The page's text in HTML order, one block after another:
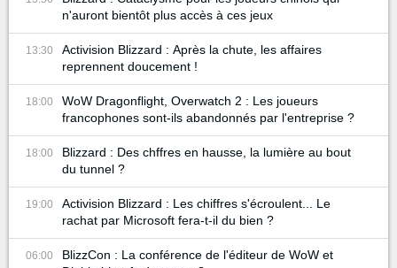
n'auront bientôt plus accès à ces jeux
13:30
Activision Blizzard : Après la chute, les affaires
reprennent doucement !
18:00
WoW Dragonflight, Overwatch 2 : Les joueurs
francophones sont-ils abandonnés par l'entreprise ?
18:00
Blizzard : Des chffres en hausse, la lumière au bout
du tunnel ?
19:00
Activision Blizzard : Les chiffres s'écroulent... Le
rachat par Microsoft fera-t-il du bien ?
06:00
BlizzCon : La conférence de l'éditeur de WoW et